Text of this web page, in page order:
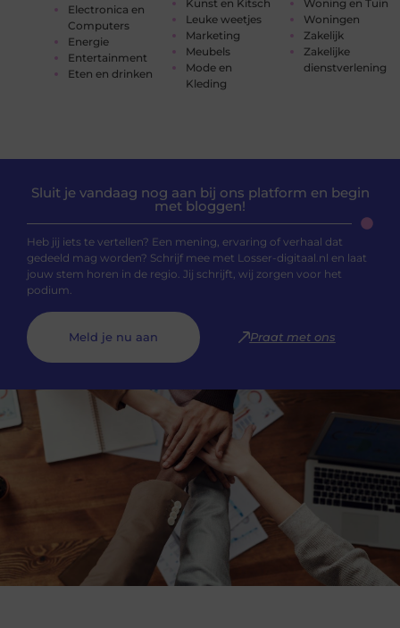
Electronica en
Computers
Energie
Entertainment
Eten en drinken
Kunst en Kitsch
Leuke weetjes
Marketing
Meubels
Mode en
Kleding
Woning en Tuin
Woningen
Zakelijk
Zakelijke
dienstverlening
Sluit je vandaag nog aan bij ons platform en begin
met bloggen!
Heb jij iets te vertellen? Een mening, ervaring of verhaal dat
gedeeld mag worden? Schrijf mee met Losser-digitaal.nl en laat
jouw stem horen in de regio. Jij schrijft, wij zorgen voor het
podium.
Meld je nu aan Praat met ons